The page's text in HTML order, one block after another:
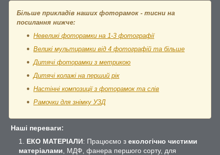
Більше прикладів наших фоторамок - тисни на
посилання нижче:
Невеликі фоторамки на 1-3 фотографії
Великі мультирамки від 4 фотографій та більше
Дитячі фоторамки з метрикою
Дитячі колажі на перший рік
Настінні композиції з фоторамок та слів
Рамочки для знімку УЗД
Наші переваги:
ЕКО МАТЕРІАЛИ: Працюємо з екологічно чистими
матеріалами , МДФ, фанера першого сорту, для